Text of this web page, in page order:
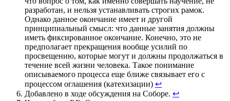
разработан, и нельзя устанавливать строгих рамок.
Однако данное окончание имеет и другой
принципиальный смысл: что данные занятия должны
иметь фиксированное окончание. Конечно, это не
предполагает прекращения вообще усилий по
просвещению, которые могут и должны продолжаться в
течение всей жизни человека. Такое понимание
описываемого процесса еще ближе связывает его с
процессом оглашения (катехизации) ↩
Добавлено в ходе обсуждения на Соборе. ↩